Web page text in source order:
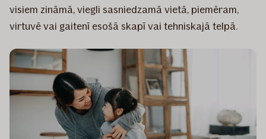
visiem zināmā, viegli sasniedzamā vietā, piemēram,
virtuvē vai gaitenī esošā skapī vai tehniskajā telpā.